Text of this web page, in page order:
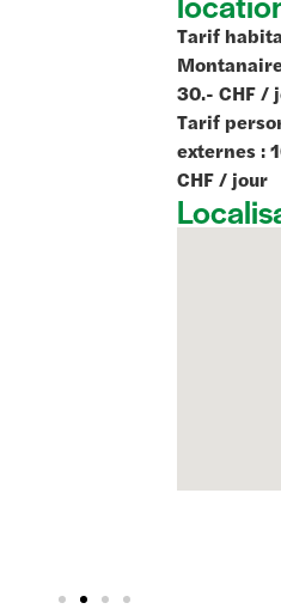
Tarif
30.- CHF /
Tarif
externes :
CHF / jour